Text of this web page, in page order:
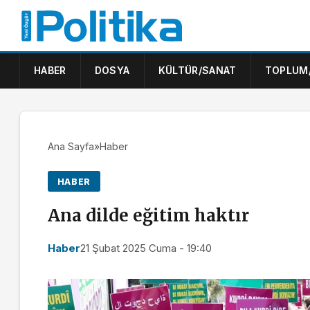
HABER DOSYA KÜLTÜR/SANAT
Ana Sayfa»Haber
HABER
Ana dilde eğitim haktır
Haber21 Şubat 2025 Cuma - 19:40